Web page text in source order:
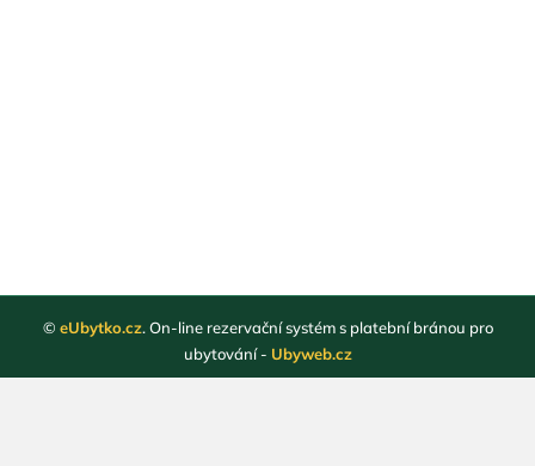
© eUbytko.cz. On-line rezervační systém s platební bránou pro
ubytování - Ubyweb.cz